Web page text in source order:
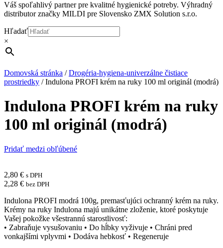
Váš spoľahlivý partner pre kvalitné hygienické potreby. Výhradný
distributor značky MILDI pre Slovensko ZMX Solution s.r.o.
Hľadať
×
Domovská stránka /Drogéria-hygiena-univerzálne čistiace
prostriedky /Indulona PROFI krém na ruky 100 ml originál (modrá)
Indulona PROFI krém na ruky
100 ml originál (modrá)
Pridať medzi obľúbené
2,80 € s DPH
2,28 € bez DPH
Indulona PROFI modrá 100g, premasťujúci ochranný krém na ruky.
Krémy na ruky Indulona majú unikátne zloženie, ktoré poskytuje
Vašej pokožke všestrannú starostlivosť:
• Zabraňuje vysušovaniu • Do hĺbky vyživuje • Chráni pred
vonkajšími vplyvmi • Dodáva hebkosť • Regeneruje